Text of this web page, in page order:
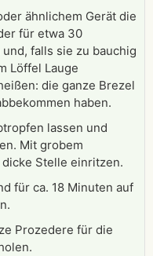
ähnlichem Gerät die
für etwa 30
falls sie zu bauchig
Löffel Lauge
die ganze Brezel
haben.
lassen und
Mit grobem
Stelle einritzen.
für ca. 18 Minuten auf
Prozedere für die